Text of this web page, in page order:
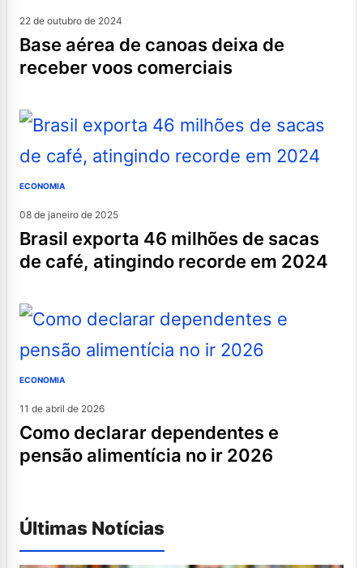
22 de outubro de 2024
base aérea de canoas deixa de
receber voos comerciais
ECONOMIA
08 de janeiro de 2025
brasil exporta 46 milhões de sacas
de café, atingindo recorde em 2024
ECONOMIA
11 de abril de 2026
como declarar dependentes e
pensão alimentícia no ir 2026
Últimas Notícias